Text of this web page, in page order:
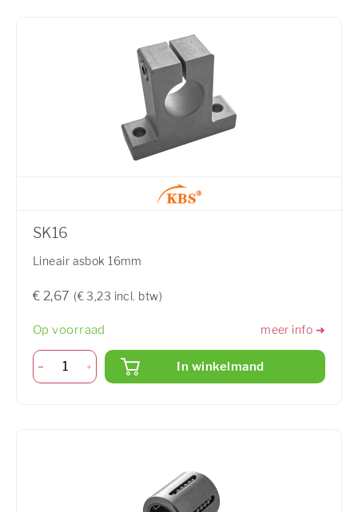
SK16
Lineair asbok 16mm
€ 2,67 (€ 3,23 incl. btw)
Op voorraad meer info ➜
In winkelmand